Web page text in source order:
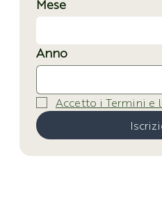
Mese
Anno
Accetto i Termini e